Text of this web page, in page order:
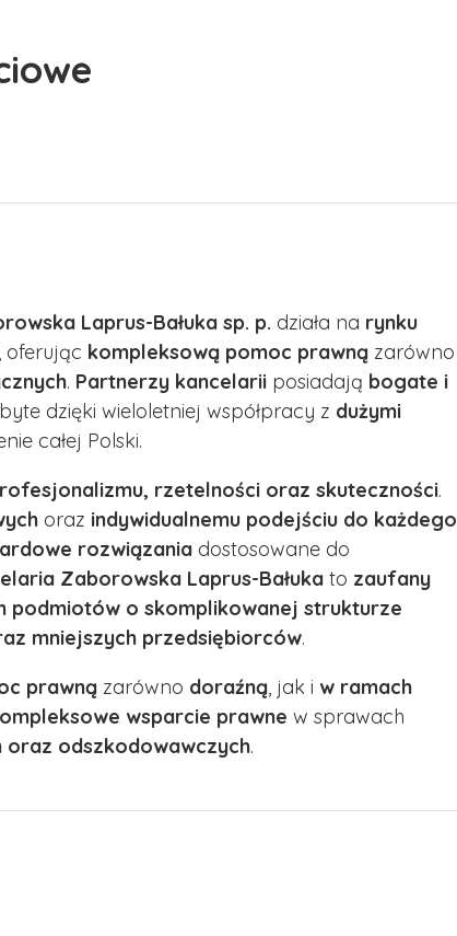
Laprus-Bałuka sp. p. działa na rynku
, oferując kompleksową pomoc prawną zarówno
. Partnerzy kancelarii posiadają bogate i
dzięki wieloletniej współpracy z dużymi
całej Polski.
rzetelności oraz skuteczności.
oraz indywidualnemu podejściu do każdego
rozwiązania dostosowane do
Zaborowska Laprus-Bałuka to zaufany
podmiotów o skomplikowanej strukturze
mniejszych przedsiębiorców.
prawną zarówno doraźną, jak i w ramach
wsparcie prawne w sprawach
oraz odszkodowawczych.